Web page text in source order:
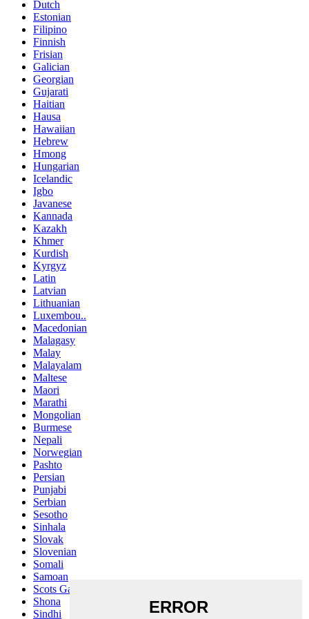
Dutch
Estonian
Filipino
Finnish
Frisian
Galician
Georgian
Gujarati
Haitian
Hausa
Hawaiian
Hebrew
Hmong
Hungarian
Icelandic
Igbo
Javanese
Kannada
Kazakh
Khmer
Kurdish
Kyrgyz
Latin
Latvian
Lithuanian
Luxembou..
Macedonian
Malagasy
Malay
Malayalam
Maltese
Maori
Marathi
Mongolian
Burmese
Nepali
Norwegian
Pashto
Persian
Punjabi
Serbian
Sesotho
Sinhala
Slovak
Slovenian
Somali
Samoan
Scots Gaelic
Shona
Sindhi